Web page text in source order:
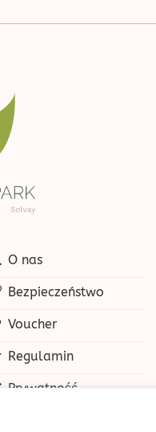
O nas
Bezpieczeństwo
Voucher
Regulamin
Prywatność